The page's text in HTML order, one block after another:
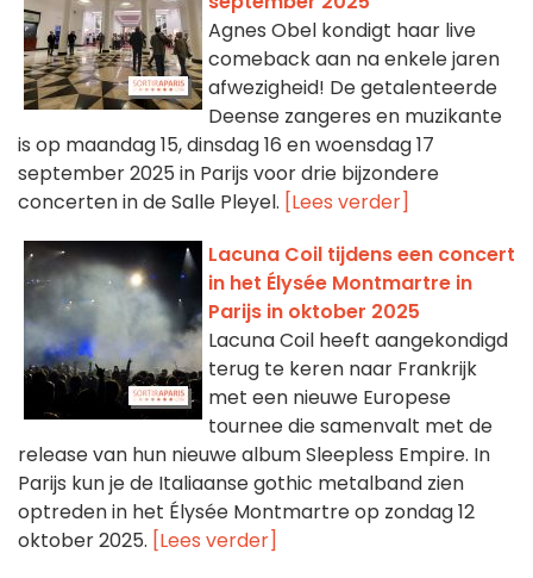
Agnes Obel kondigt haar live
comeback aan na enkele jaren
afwezigheid! De getalenteerde
Deense zangeres en muzikante
is op maandag 15, dinsdag 16 en woensdag 17
september 2025 in Parijs voor drie bijzondere
concerten in de Salle Pleyel. [Lees verder]
Lacuna Coil tijdens een concert
in het Élysée Montmartre in
Parijs in oktober 2025
Lacuna Coil heeft aangekondigd
terug te keren naar Frankrijk
met een nieuwe Europese
tournee die samenvalt met de
release van hun nieuwe album Sleepless Empire. In
Parijs kun je de Italiaanse gothic metalband zien
optreden in het Élysée Montmartre op zondag 12
oktober 2025. [Lees verder]